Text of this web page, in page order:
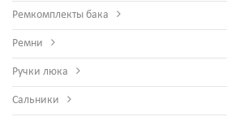
Ремкомплекты бака
Ремни
Ручки люка
Сальники